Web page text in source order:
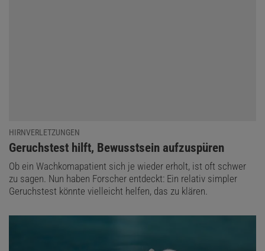
HIRNVERLETZUNGEN
:
Geruchstest hilft, Bewusstsein aufzuspüren
Ob ein Wachkomapatient sich je wieder erholt, ist oft schwer
zu sagen. Nun haben Forscher entdeckt: Ein relativ simpler
Geruchstest könnte vielleicht helfen, das zu klären.